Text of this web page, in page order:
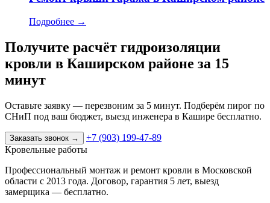
Подробнее →
Получите расчёт гидроизоляции
кровли в Каширском районе за 15
минут
Оставьте заявку — перезвоним за 5 минут. Подберём пирог по
СНиП под ваш бюджет, выезд инженера в Кашире бесплатно.
Заказать звонок →
+7 (903) 199-47-89
Кровельные работы
Профессиональный монтаж и ремонт кровли в Московской
области с 2013 года. Договор, гарантия 5 лет, выезд
замерщика — бесплатно.